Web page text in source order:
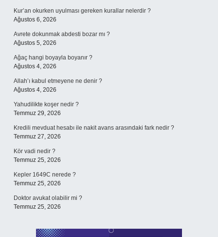
Kur’an okurken uyulması gereken kurallar nelerdir ?
Ağustos 6, 2026
Avrete dokunmak abdesti bozar mı ?
Ağustos 5, 2026
Ağaç hangi boyayla boyanır ?
Ağustos 4, 2026
Allah’ı kabul etmeyene ne denir ?
Ağustos 4, 2026
Yahudilikte koşer nedir ?
Temmuz 29, 2026
Kredili mevduat hesabı ile nakit avans arasındaki fark nedir ?
Temmuz 27, 2026
Kör vadi nedir ?
Temmuz 25, 2026
Kepler 1649C nerede ?
Temmuz 25, 2026
Doktor avukat olabilir mi ?
Temmuz 25, 2026